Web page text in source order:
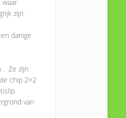
waar
zijn .
danige
. Ze zijn
chip 2×2
van